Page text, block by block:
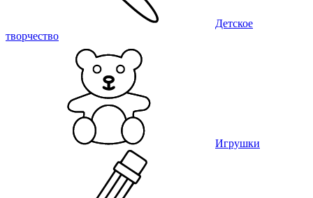
Детское
творчество
Игрушки